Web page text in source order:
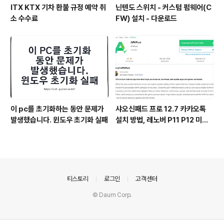
ITX KTX 기차 환불 규정 예약 취
소 수수료
닌텐도 스위치 - 커스텀 펌웨어(C
FW) 설치 - 다운로드
이 pc를 초기화하는 동안 문제가
발생했습니다. 윈도우 초기화 실패
샤오신패드 프로 12.7 카카오톡
설치 방법, 레노버 P11 P12 미패
티스토리 로그인 고객센터
© Daum Corp.